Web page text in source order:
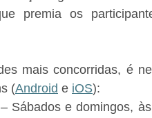
premia os
mais concorridas, é
(Android e iOS):
Sábados e domingos,